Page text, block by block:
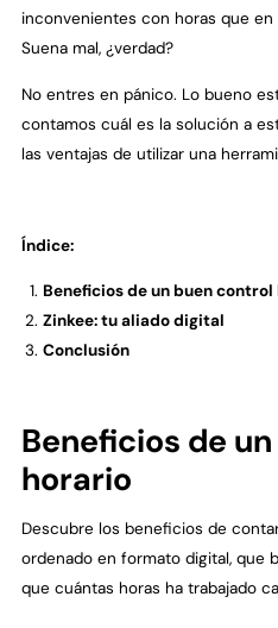
inconvenientes con horas que en
Suena mal, ¿verdad?
No entres en pánico. Lo bueno
contamos cuál es la solución a
las ventajas de utilizar una
Índice:
Beneficios de un buen
Zinkee: tu aliado digital
Conclusión
Beneficios de
horario
Descubre los beneficios de
ordenado en formato digital, que
que cuántas horas ha trabajado